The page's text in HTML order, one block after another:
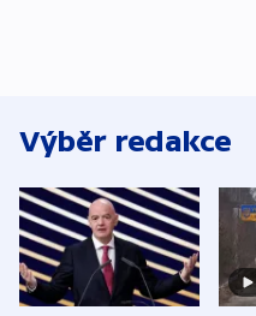
Výběr redakce